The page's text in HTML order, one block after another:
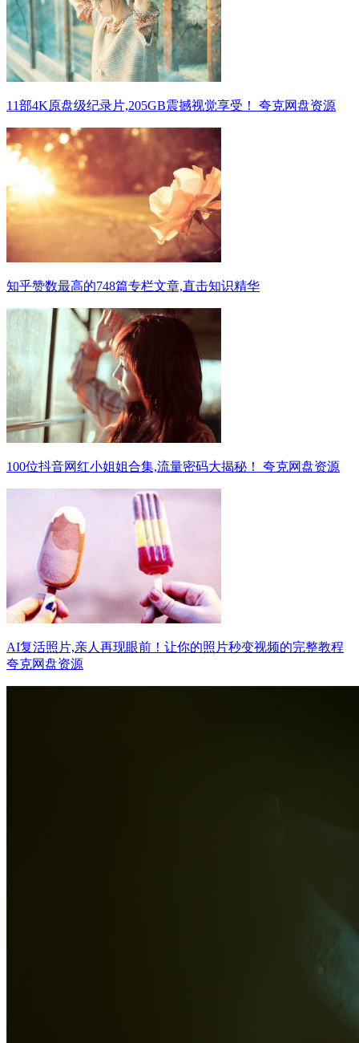
11部4K原盘级纪录片,205GB震撼视觉享受！ 夸克网盘资源
知乎赞数最高的748篇专栏文章,直击知识精华
100位抖音网红小姐姐合集,流量密码大揭秘！ 夸克网盘资源
AI复活照片,亲人再现眼前！让你的照片秒变视频的完整教程
夸克网盘资源